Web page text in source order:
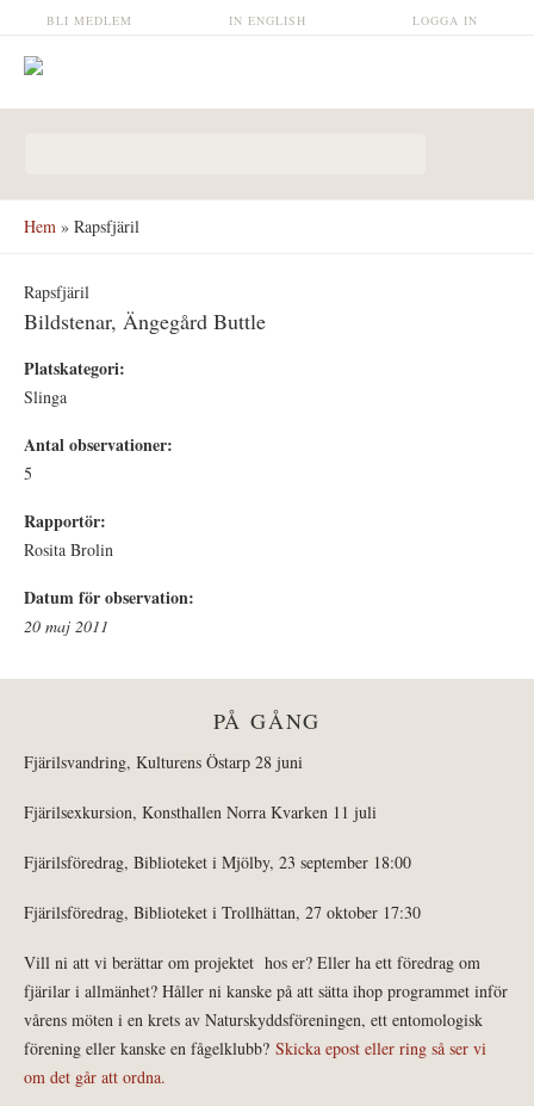
Hoppa till huvudinnehåll LOGGA IN
IN ENGLISH
BLI MEDLEM
Hem » Rapsfjäril
Rapsfjäril
Bildstenar, Ängegård Buttle
Platskategori:
Slinga
Antal observationer:
5
Rapportör:
Rosita Brolin
Datum för observation:
20 maj 2011
PÅ GÅNG
Fjärilsvandring, Kulturens Östarp 28 juni
Fjärilsexkursion, Konsthallen Norra Kvarken 11 juli
Fjärilsföredrag, Biblioteket i Mjölby, 23 september 18:00
Fjärilsföredrag, Biblioteket i Trollhättan, 27 oktober 17:30
Vill ni att vi berättar om projektet hos er? Eller ha ett föredrag om
fjärilar i allmänhet? Håller ni kanske på att sätta ihop programmet inför
vårens möten i en krets av Naturskyddsföreningen, ett entomologisk
förening eller kanske en fågelklubb? Skicka epost eller ring så ser vi
om det går att ordna.